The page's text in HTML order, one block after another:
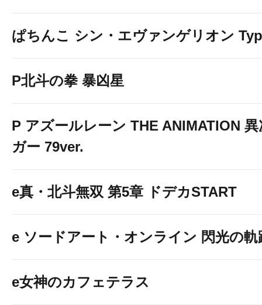
ぱちんこ シン・エヴァンゲリオン
P北斗の拳 暴凶星
P アズールレーン THE ANIMATION
ガー 79ver.
e真・北斗無双 第5章 ドデカSTART
e ソードアート・オンライン 閃光の軌
e女神のカフェテラス